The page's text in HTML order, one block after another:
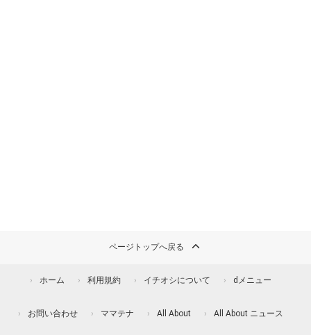
ページトップへ戻る
ホーム 利用規約 イチオシについて dメニュー
お問い合わせ ママテナ All About All About ニュース